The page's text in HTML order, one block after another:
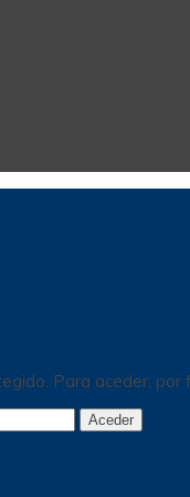
Para aceder, por